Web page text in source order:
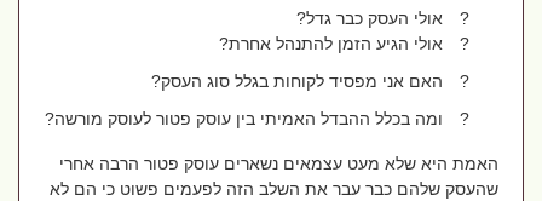
אולי העסק כבר גדל?
אולי הגיע הזמן להתנהל אחרת?
האם אני מפסיד לקוחות בגלל סוג העסק?
ומה בכלל ההבדל האמיתי בין עוסק פטור לעוסק מורשה?
האמת היא שלא מעט עצמאים נשארים עוסק פטור הרבה אחרי
שהעסק שלהם כבר עבר את השלב הזה לפעמים פשוט כי הם לא